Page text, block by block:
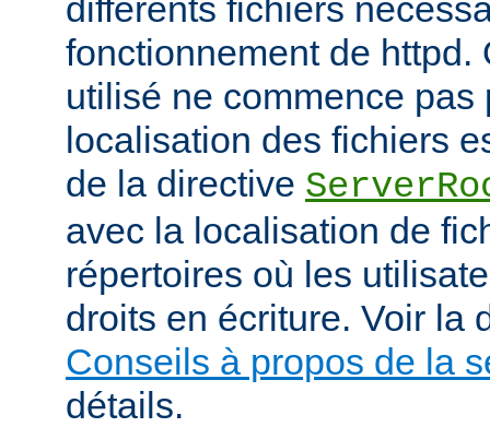
différents fichiers
fonctionnement de httpd.
utilisé ne commence pas
localisation des fichiers
de la directive
avec la localisation de
répertoires où les
droits en écriture. Voir la
Conseils à propos de la
détails.